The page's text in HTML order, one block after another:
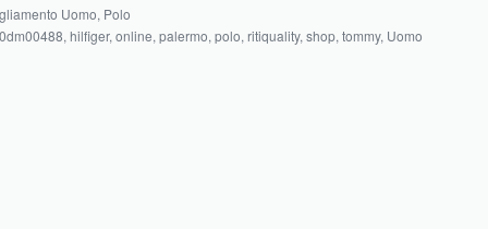
Uomo, Polo
, hilfiger, online, palermo, polo, ritiquality, shop, tommy, Uomo